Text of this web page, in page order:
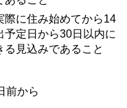
際に住み始めてから14
予定日から30日以内に
る見込みであること
前から